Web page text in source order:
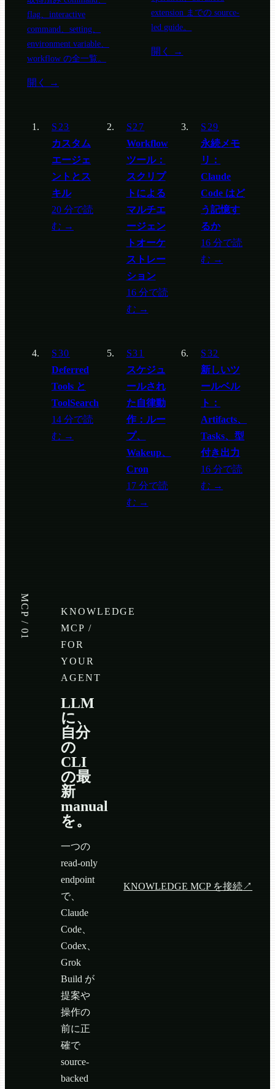
flag、interactive
command、setting、
environment variable、
workflow の全一覧。
開く →
extension までの source-
led guide。
開く →
S23
カスタム
エージェ
ントとス
キル
20 分で読
む →
S27
Workflow
ツール：
スクリプ
トによる
マルチエ
ージェン
トオーケ
ストレー
ション
16 分で読
む →
S29
永続メモ
リ：
Claude
Code はど
う記憶す
るか
16 分で読
む →
S30
Deferred
Tools と
ToolSearch
14 分で読
む →
S31
スケジュ
ールされ
た自律動
作：ルー
プ、
Wakeup、
Cron
17 分で読
む →
S32
新しいツ
ールベル
ト：
Artifacts、
Tasks、型
付き出力
16 分で読
む →
MCP / 01
KNOWLEDGE
MCP /
FOR
YOUR
AGENT
LLM
に、
自分
の
CLI
の最
新
manual
を。
一つの
read-only
endpoint
で、
Claude
Code、
Codex、
Grok
Build が
提案や
操作の
前に正
確で
source-
backed
KNOWLEDGE MCP を接続↗